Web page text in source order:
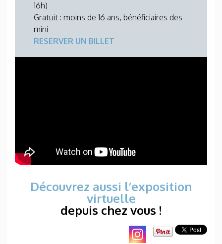
16h)
Gratuit : moins de 16 ans, bénéficiaires des
mini
RESERVER UN BILLET
Découvrez aussi l’exposition
virtuelle
depuis chez vous !